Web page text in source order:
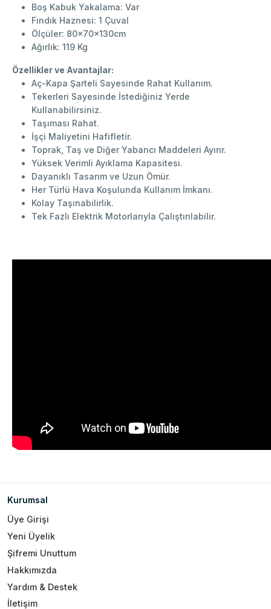
Boş Kabuk Yakalama: Var
Fındık Haznesi: 1 Çuval
Ölçüler: 80x70x130cm
Ağırlık: 119 Kg
Özellikler ve Avantajlar:
Aç-Kapa Şarteli Sayesinde Rahat Kullanım.
Tekerleri Sayesinde İstediğiniz Yerde
Kullanabilirsiniz.
Taşıması Rahat.
İşçi Maliyetini Hafifletir.
Toprak, Taş ve Diğer Yabancı Maddeleri Ayırır.
Yüksek Verimli Ayıklama Kapasitesi.
Dayanıklı Tasarım ve Uzun Ömür.
Her Türlü Hava Koşulunda Kullanım İmkanı.
Kolay Taşınabilirlik.
Tek Fazlı Elektrik Motorlarıyla Çalıştırılabilir.
Kurumsal
Üye Girişi
Yeni Üyelik
Şifremi Unuttum
Hakkımızda
Yardım & Destek
İletişim